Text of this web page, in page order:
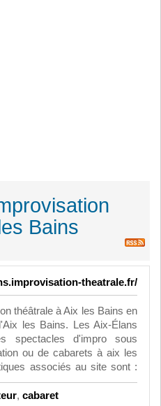
Bains
theatrale.fr/
théâtrale à Aix les Bains en
les Bains. Les Aix-Élans
spectacles d'impro sous
ou de cabarets à aix les
associés au site sont :
, cabaret